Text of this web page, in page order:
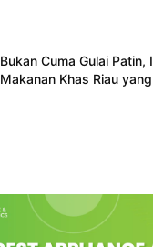
Bukan Cuma Gulai Patin,
Makanan Khas Riau